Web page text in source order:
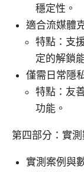
穩定性。
適合流媒體
特點：支
定的解鎖
僅需日常隱
特點：友
功能。
第四部分：實
實測案例與